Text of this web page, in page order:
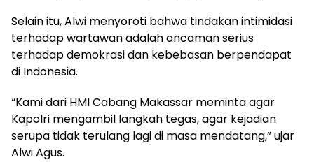
Selain itu, Alwi menyoroti bahwa tindakan intimidasi
terhadap wartawan adalah ancaman serius
terhadap demokrasi dan kebebasan berpendapat
di Indonesia.
“Kami dari HMI Cabang Makassar meminta agar
Kapolri mengambil langkah tegas, agar kejadian
serupa tidak terulang lagi di masa mendatang,” ujar
Alwi Agus.